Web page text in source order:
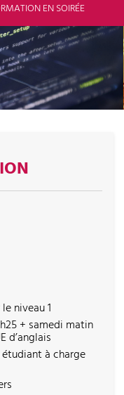
EN SOIRÉE
niveau 1
+ samedi matin
d’anglais
à charge